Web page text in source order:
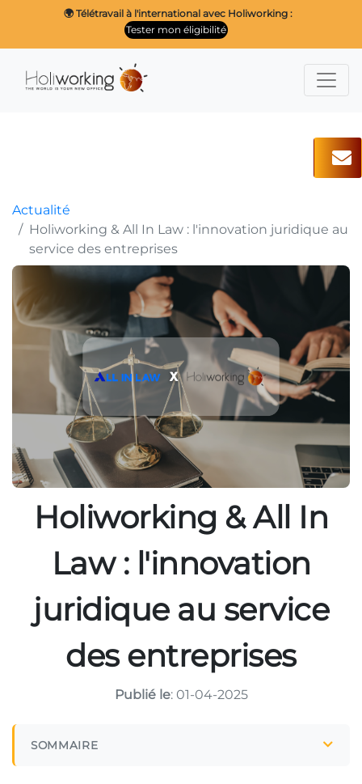
🌍 Télétravail à l'international avec Holiworking :
Tester mon éligibilité
Actualité
Holiworking & All In Law : l'innovation juridique au
service des entreprises
Holiworking & All In
Law : l'innovation
juridique au service
des entreprises
Publié le: 01-04-2025
SOMMAIRE